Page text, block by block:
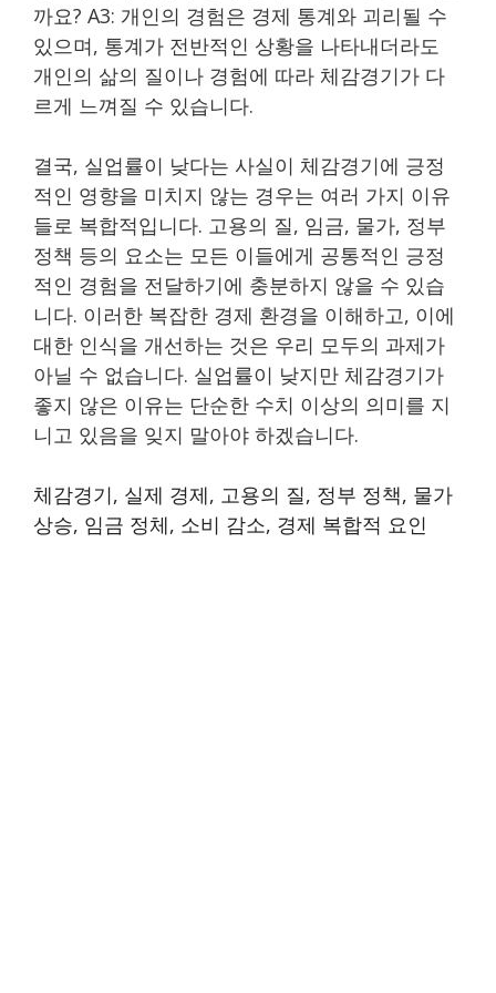
까요? A3: 개인의 경험은 경제 통계와 괴리될 수
있으며, 통계가 전반적인 상황을 나타내더라도
개인의 삶의 질이나 경험에 따라 체감경기가 다
르게 느껴질 수 있습니다.
결국, 실업률이 낮다는 사실이 체감경기에 긍정
적인 영향을 미치지 않는 경우는 여러 가지 이유
들로 복합적입니다. 고용의 질, 임금, 물가, 정부
정책 등의 요소는 모든 이들에게 공통적인 긍정
적인 경험을 전달하기에 충분하지 않을 수 있습
니다. 이러한 복잡한 경제 환경을 이해하고, 이에
대한 인식을 개선하는 것은 우리 모두의 과제가
아닐 수 없습니다. 실업률이 낮지만 체감경기가
좋지 않은 이유는 단순한 수치 이상의 의미를 지
니고 있음을 잊지 말아야 하겠습니다.
체감경기, 실제 경제, 고용의 질, 정부 정책, 물가
상승, 임금 정체, 소비 감소, 경제 복합적 요인